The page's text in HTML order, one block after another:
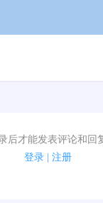
后才能发表评论和回
登录| 注册
！